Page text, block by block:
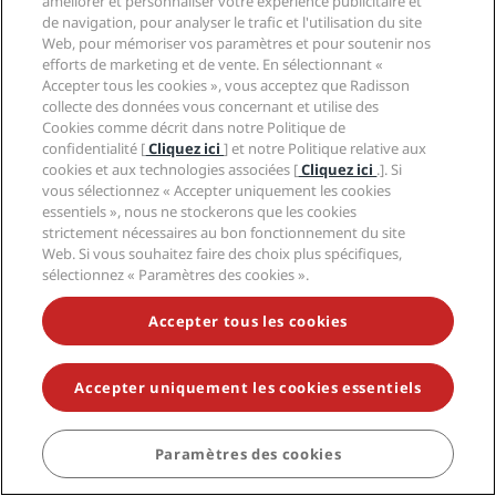
Santé et sécurité
Carrières PPHE
Carrières EHL
The Club by RHG
Opportunités de développement
Entreprise responsable
Approvisionnement
Mentions légales
Conditions générales Radisson Rewards
Contrat d’utilisation du site
Accessibilité numérique
Déclaration sur l’esclavage moderne
Avis aux consommateurs
Contact
FAQ
Plan du site
Médias sociaux
Marques Radisson Hotels
NE MANQUEZ AUCUNE DE NOS OFFRES LES PLUS
POPULAIRES
© 2026 Radisson Hotel Group.Tous droits réservés. RHG Radisson
Hotel Group, Radisson, Radisson RED, Radisson Blu, Radisson Collection,
Radisson Individuals, Park Plaza, Park Inn, Country Inn & Suites, Prize by
Radisson, Radisson Rewards, et Radisson Meetings sont des marques
déposées de Radisson Hotel Group.
de navigation, pour analyser le trafic et l'utilisation du site
Web, pour mémoriser vos paramètres et pour soutenir nos
efforts de marketing et de vente. En sélectionnant «
Accepter tous les cookies », vous acceptez que Radisson
collecte des données vous concernant et utilise des
Cookies comme décrit dans notre Politique de
confidentialité [Cliquez ici] et notre Politique relative aux
cookies et aux technologies associées [Cliquez ici .]. Si
vous sélectionnez « Accepter uniquement les cookies
essentiels », nous ne stockerons que les cookies
strictement nécessaires au bon fonctionnement du site
Web. Si vous souhaitez faire des choix plus spécifiques,
sélectionnez « Paramètres des cookies ».
Accepter tous les cookies
Accepter uniquement les cookies essentiels
Paramètres des cookies